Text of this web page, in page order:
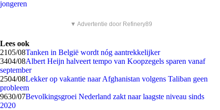
jongeren
▼ Advertentie door Refinery89
Lees ook
2105/08Tanken in België wordt nóg aantrekkelijker
3404/08Albert Heijn halveert tempo van Koopzegels sparen vanaf
september
2504/08Lekker op vakantie naar Afghanistan volgens Taliban geen
probleem
9630/07Bevolkingsgroei Nederland zakt naar laagste niveau sinds
2020